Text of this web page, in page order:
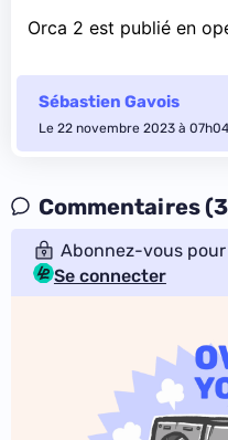
Orca 2 est publié en
Sébastien Gavois
Le 22 novembre 2023 à 07h04
Commentaires
Abonnez-vous
Se connecter